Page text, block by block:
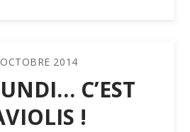
OCTOBRE 2014
C’EST
!